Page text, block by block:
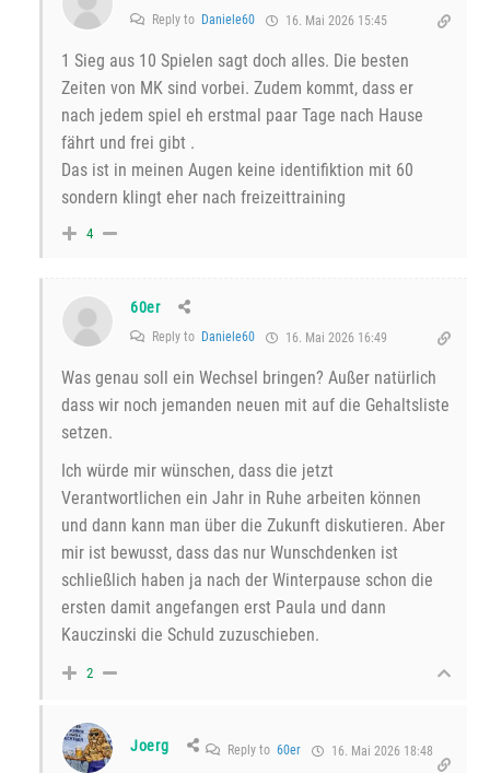
Reply to Daniele60 16. Mai 2026 15:45
1 Sieg aus 10 Spielen sagt doch alles. Die besten
Zeiten von MK sind vorbei. Zudem kommt, dass er
nach jedem spiel eh erstmal paar Tage nach Hause
fährt und frei gibt .
Das ist in meinen Augen keine identifiktion mit 60
sondern klingt eher nach freizeittraining
4
60er
Reply to Daniele60 16. Mai 2026 16:49
Was genau soll ein Wechsel bringen? Außer natürlich
dass wir noch jemanden neuen mit auf die Gehaltsliste
setzen.
Ich würde mir wünschen, dass die jetzt
Verantwortlichen ein Jahr in Ruhe arbeiten können
und dann kann man über die Zukunft diskutieren. Aber
mir ist bewusst, dass das nur Wunschdenken ist
schließlich haben ja nach der Winterpause schon die
ersten damit angefangen erst Paula und dann
Kauczinski die Schuld zuzuschieben.
2
Joerg Reply to 60er 16. Mai 2026 18:48